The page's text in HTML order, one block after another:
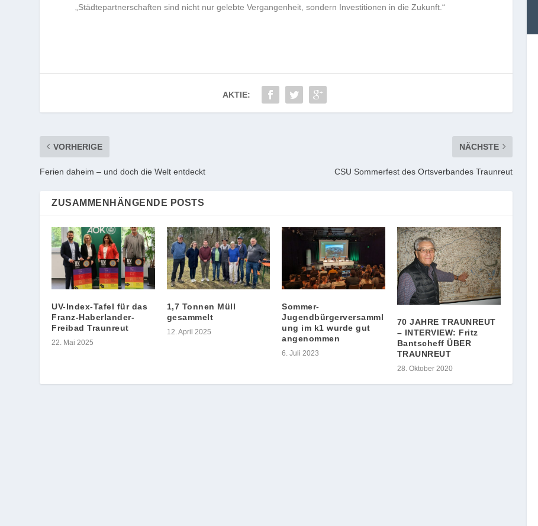
„Städtepartnerschaften sind nicht nur gelebte Vergangenheit, sondern Investitionen in die Zukunft.“
AKTIE:
VORHERIGE
Ferien daheim – und doch die Welt entdeckt
NÄCHSTE
CSU Sommerfest des Ortsverbandes Traunreut
ZUSAMMENHÄNGENDE POSTS
UV-Index-Tafel für das
Franz-Haberlander-
Freibad Traunreut
22. Mai 2025
1,7 Tonnen Müll
gesammelt
12. April 2025
Sommer-
Jugendbürgerversamml
ung im k1 wurde gut
angenommen
6. Juli 2023
70 JAHRE TRAUNREUT
– INTERVIEW: Fritz
Bantscheff ÜBER
TRAUNREUT
28. Oktober 2020